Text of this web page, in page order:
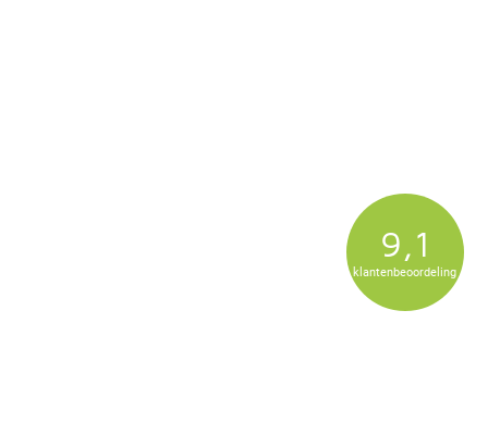
9,1
klantenbeoordeling